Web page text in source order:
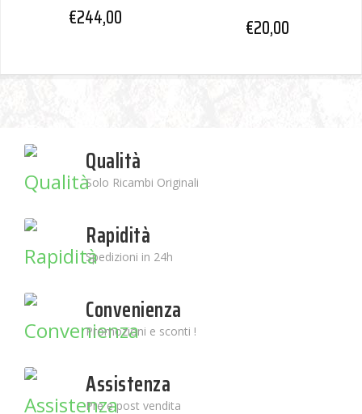
€244,00 €20,00
Qualità
Solo Ricambi Originali
Rapidità
Spedizioni in 24h
Convenienza
Promozioni e sconti !
Assistenza
Pre e post vendita